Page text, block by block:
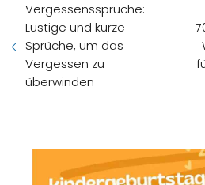
Vergessenssprüche:
Lustige und kurze
Sprüche, um das
Vergessen zu
überwinden